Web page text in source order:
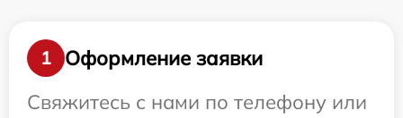
1
Оформление заявки
Свяжитесь с нами по телефону или